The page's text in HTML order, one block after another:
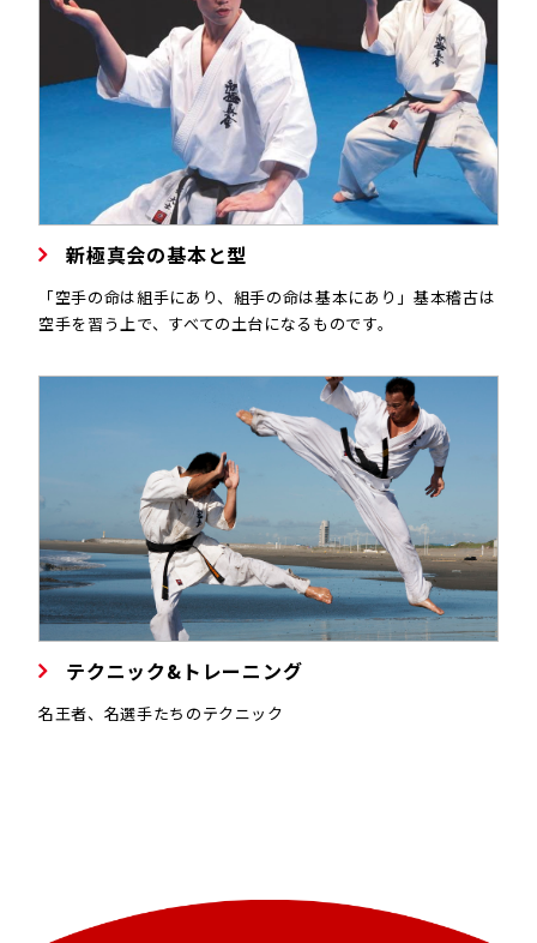
新極真会の基本と型
「空手の命は組手にあり、組手の命は基本にあり」基本稽古は
空手を習う上で、すべての土台になるものです。
テクニック&トレーニング
名王者、名選手たちのテクニック